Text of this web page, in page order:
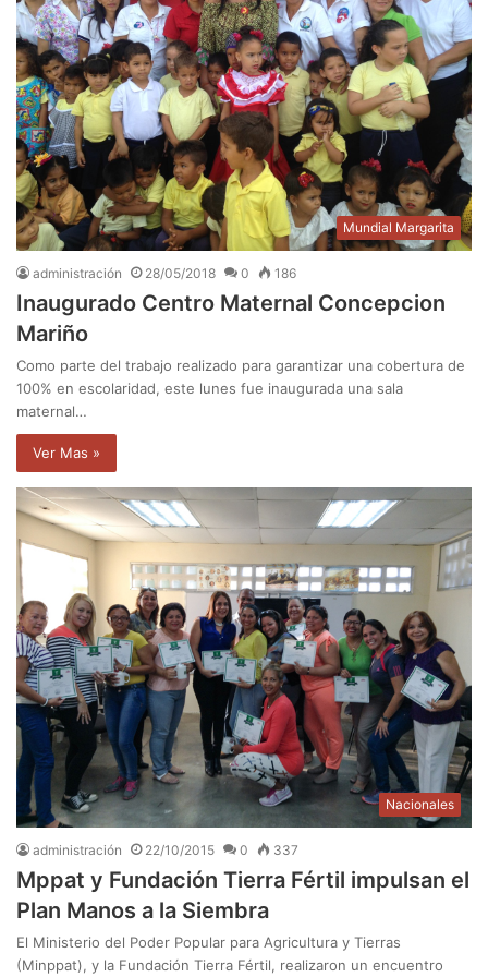
Mundial Margarita
administración 28/05/2018 0 186
Inaugurado Centro Maternal Concepcion
Mariño
Como parte del trabajo realizado para garantizar una cobertura de
100% en escolaridad, este lunes fue inaugurada una sala
maternal…
Ver Mas »
Nacionales
administración 22/10/2015 0 337
Mppat y Fundación Tierra Fértil impulsan el
Plan Manos a la Siembra
El Ministerio del Poder Popular para Agricultura y Tierras
(Minppat), y la Fundación Tierra Fértil, realizaron un encuentro